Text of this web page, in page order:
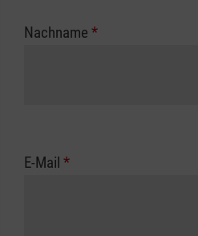
Nachname *
E-Mail *